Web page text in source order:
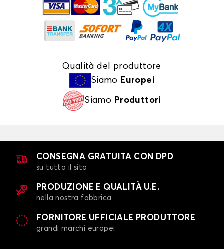
Qualità del produttore
Siamo Europei
Siamo Produttori
CONSEGNA GRATUITA CON DPD
su tutto il sito
PRODUZIONE E QUALITÀ U.E.
nella nostra fabbrica
FORNITORE UFFICIALE PRODUTTORE
grandi marchi europei